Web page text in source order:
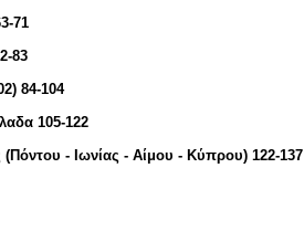
71
83
84-104
105-122
(Πόντου - Ιωνίας - Αίμου - Κύπρου) 122-137